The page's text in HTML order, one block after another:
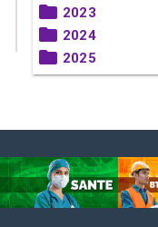
2023
2024
2025